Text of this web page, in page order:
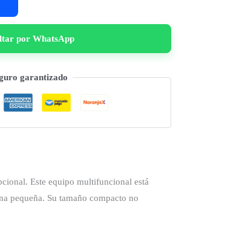
por WhatsApp
garantizado
Este equipo multifuncional está
pequeña. Su tamaño compacto no